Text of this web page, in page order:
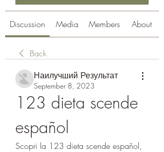
Discussion Media Members About
Back
Наилучший Результат
September 8, 2023
123 dieta scende
español
Scopri la 123 dieta scende español,